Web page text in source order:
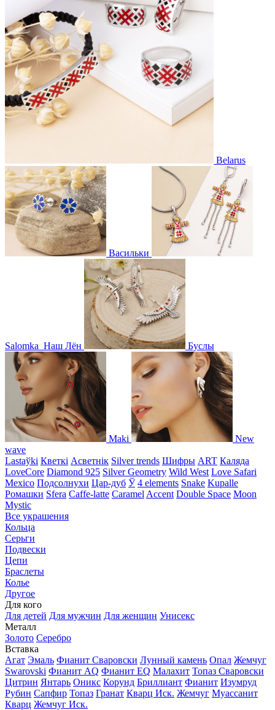
Belarus
Васильки
Salomka Наш Лён Буслы
Maki
New
wave
Lastaўki Кветкі Асветнiк Silver trends Шифры ART Каляда
LoveCore Diamond 925 Silver Geometry Wild West Love Safari
Mexico Подсолнухи Цар-дуб Ў 4 elements Snake Kupalle
Ромашки Sfera Caffe-latte Caramel Accent Double Space Moon
Mystic
Все украшения
Кольца
Серьги
Подвески
Цепи
Браслеты
Колье
Другое
Для кого
Для детей Для мужчин Для женщин Унисекс
Металл
Золото Серебро
Вставка
Агат Эмаль Фианит Сваровски Лунный камень Опал Жемчуг
Swarovski Фианит AQ Фианит EQ Малахит Топаз Сваровски
Цитрин Янтарь Оникс Корунд Бриллиант Фианит Изумруд
Рубин Сапфир Топаз Гранат Кварц Иск. Жемчуг Муассанит
Кварц Жемчуг Иск.